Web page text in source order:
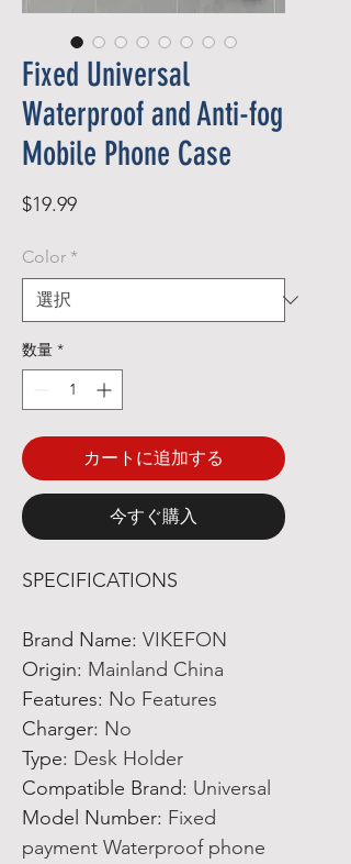
Fixed Universal
Waterproof and Anti-fog
Mobile Phone Case
$19.99価
Color *
数量 *
カートに追加する
今すぐ購入
SPECIFICATIONS
Brand Name: VIKEFON
Origin: Mainland China
Features: No Features
Charger: No
Type: Desk Holder
Compatible Brand: Universal
Model Number: Fixed
payment Waterproof phone